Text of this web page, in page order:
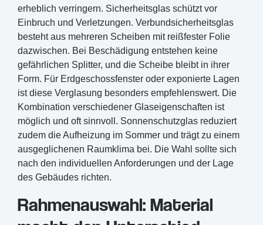
erheblich verringern. Sicherheitsglas schützt vor
Einbruch und Verletzungen. Verbundsicherheitsglas
besteht aus mehreren Scheiben mit reißfester Folie
dazwischen. Bei Beschädigung entstehen keine
gefährlichen Splitter, und die Scheibe bleibt in ihrer
Form. Für Erdgeschossfenster oder exponierte Lagen
ist diese Verglasung besonders empfehlenswert. Die
Kombination verschiedener Glaseigenschaften ist
möglich und oft sinnvoll. Sonnenschutzglas reduziert
zudem die Aufheizung im Sommer und trägt zu einem
ausgeglichenen Raumklima bei. Die Wahl sollte sich
nach den individuellen Anforderungen und der Lage
des Gebäudes richten.
Rahmenauswahl: Material